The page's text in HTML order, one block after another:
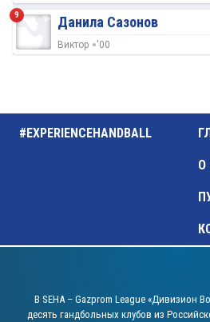
9 Данила Сазонов
Виктор '00
#EXPERIENCEHANDBALL
О
В SEHA – Gazprom League «Дивизион
десять гандбольных клубов из